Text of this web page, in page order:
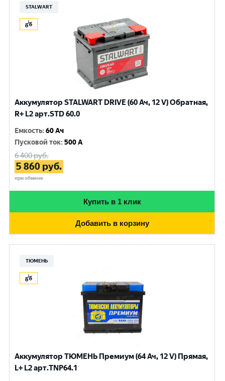
STALWART
Аккумулятор STALWART DRIVE (60 Ач, 12 V) Обратная,
R+ L2 арт.STD 60.0
Емкость:60 Ач
Пусковой ток:500 A
6 400руб.
5 860 руб.
при обмене
Купить в 1 клик
Добавить в корзину
ТЮМЕНЬ
Аккумулятор ТЮМЕНЬ Премиум (64 Ач, 12 V) Прямая,
L+ L2 арт.TNP64.1